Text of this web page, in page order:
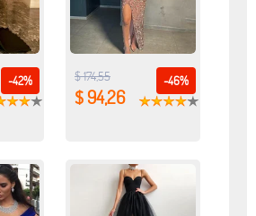
-42% -46%
$ 174,55
$ 94,26